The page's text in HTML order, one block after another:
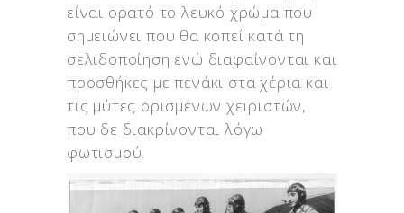
είναι ορατό το λευκό χρώμα που
σημειώνει που θα κοπεί κατά τη
σελιδοποίηση ενώ διαφαίνονται και
προσθήκες με πενάκι στα χέρια και
τις μύτες ορισμένων χειριστών,
που δε διακρίνονται λόγω
φωτισμού.